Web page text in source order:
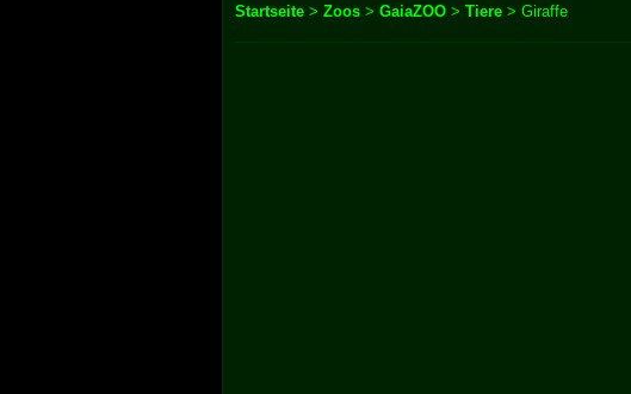
Startseite > Zoos > GaiaZOO > Tiere > Giraffe